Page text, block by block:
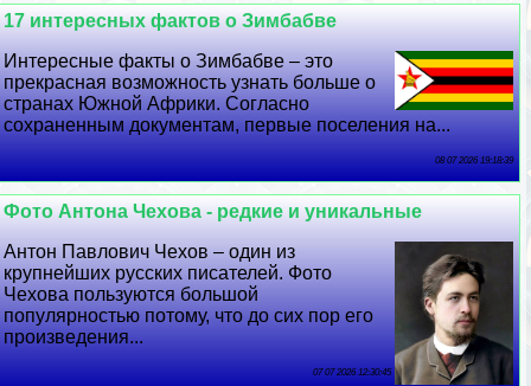
17 интересных фактов о Зимбабве
Интересные факты о Зимбабве – это
прекрасная возможность узнать больше о
странах Южной Африки. Согласно
сохраненным документам, первые поселения на...
08 07 2026 19:18:39
Фото Антона Чехова - редкие и уникальные
Антон Павлович Чехов – один из
крупнейших русских писателей. Фото
Чехова пользуются большой
популярностью потому, что до сих пор его
произведения...
07 07 2026 12:30:45